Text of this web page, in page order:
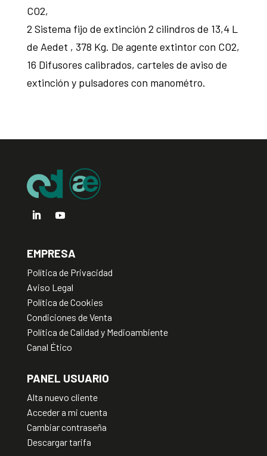
CO2,
2 Sistema fijo de extinción 2 cilindros de 13,4 L
de Aedet , 378 Kg. De agente extintor con CO2,
16 Difusores calibrados, carteles de aviso de
extinción y pulsadores con manométro.
EMPRESA
Política de Privacidad
Aviso Legal
Política de Cookies
Condiciones de Venta
Política de Calidad y Medioambiente
Canal Ético
PANEL USUARIO
Alta nuevo cliente
Acceder a mi cuenta
Cambiar contraseña
Descargar tarifa